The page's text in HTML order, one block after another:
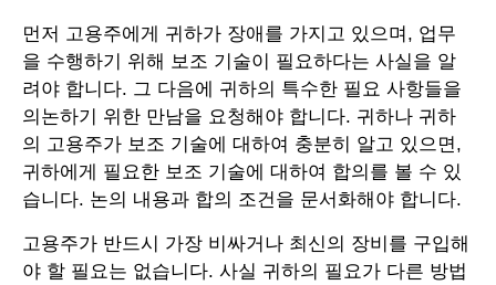
먼저 고용주에게 귀하가 장애를 가지고 있으며, 업무
을 수행하기 위해 보조 기술이 필요하다는 사실을 알
려야 합니다. 그 다음에 귀하의 특수한 필요 사항들을
의논하기 위한 만남을 요청해야 합니다. 귀하나 귀하
의 고용주가 보조 기술에 대하여 충분히 알고 있으면,
귀하에게 필요한 보조 기술에 대하여 합의를 볼 수 있
습니다. 논의 내용과 합의 조건을 문서화해야 합니다.
고용주가 반드시 가장 비싸거나 최신의 장비를 구입해
야 할 필요는 없습니다. 사실 귀하의 필요가 다른 방법